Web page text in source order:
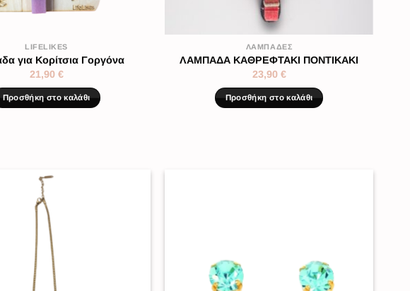
LIFELIKES
για Κορίτσια Γοργόνα
21,90 €
Προσθήκη στο καλάθι
ΛΑΜΠΆΔΕΣ
ΛΑΜΠΑΔΑ ΚΑΘΡΕΦΤΑΚΙ ΠΟΝΤΙΚΑΚΙ
23,90 €
Προσθήκη στο καλάθι